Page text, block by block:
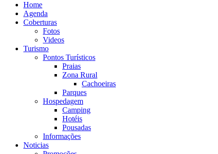
Home
Agenda
Coberturas
Fotos
Videos
Turismo
Pontos Turísticos
Praias
Zona Rural
Cachoeiras
Parques
Hospedagem
Camping
Hotéis
Pousadas
Informações
Noticias